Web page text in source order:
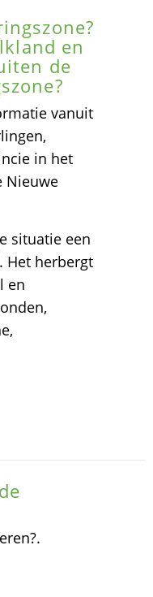
en
de
vanuit
in het
Nieuwe
situatie een
Het herbergt
en